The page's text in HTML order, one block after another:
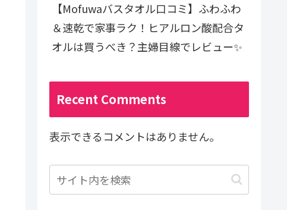
【Mofuwaバスタオル口コミ】ふわふわ
＆速乾で家事ラク！ヒアルロン酸配合タ
オルは買うべき？主婦目線でレビュー✨
Recent Comments
表示できるコメントはありません。